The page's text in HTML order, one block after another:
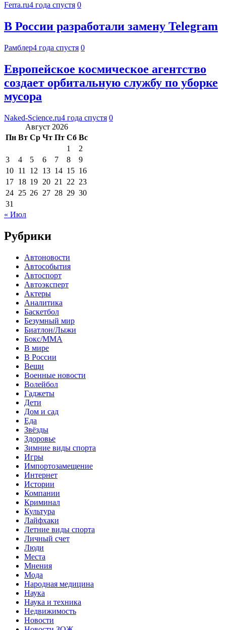
Ferra.ru4 года спустя 0
В России разработали замену Telegram
Рамблер4 года спустя 0
Европейское космическое агентство
создает орбитальную службу по уборке
мусора
Naked-Science.ru4 года спустя 0
Август 2026
Пн Вт Ср Чт Пт Сб Вс
1
2
3
4 5 6 7 8
9
10 11 12 13 14 15 16
17 18 19 20 21 22 23
24 25 26 27 28 29 30
31
« Июл
Рубрики
Автоновости
Автособытия
Автоспорт
Автоэксперт
Актеры
Аналитика
Баскетбол
Безумный мир
Биатлон/Лыжи
Бокс/MMA
В мире
В России
Вещи
Военные новости
Волейбол
Гаджеты
Дети
Дом и сад
Еда
Звёзды
Здоровье
Зимние виды спорта
Игры
Импортозамещение
Интернет
Истории
Компании
Криминал
Культура
Лайфхаки
Летние виды спорта
Личный счет
Люди
Места
Мнения
Мода
Народная медицина
Наука
Наука и техника
Недвижимость
Новости